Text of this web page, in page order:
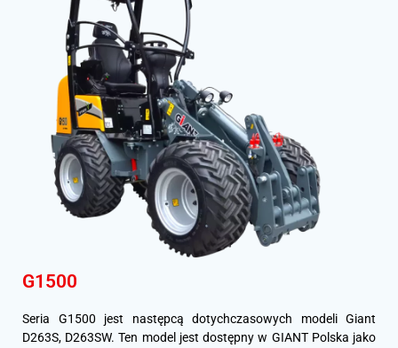
G1500
Seria G1500 jest następcą dotychczasowych modeli Giant
D263S, D263SW. Ten model jest dostępny w GIANT Polska jako